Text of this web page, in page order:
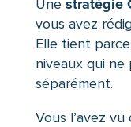
Une
vous avez
Elle tient
niveaux qui
séparément.
Vous l’avez